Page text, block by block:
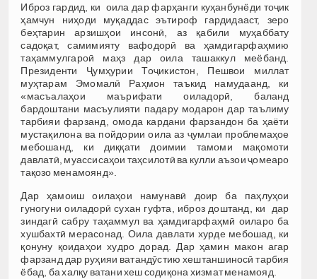
Иброз гардид, ки оила дар фарҳанги куҳанбунёди тоҷик
ҳамчун ниҳоди муқаддас эътироф гардидааст, зеро
беҳтарин арзишҳои инсонӣ, аз қабили муҳаббату
садоқат, самимияту вафодорӣ ва ҳамдигарфаҳмию
таҳаммулгароӣ маҳз дар оила ташаккул меёбанд.
Президенти Ҷумҳурии Тоҷикистон, Пешвои миллат
муҳтарам Эмомалӣ Раҳмон таъкид намудаанд, ки
«масъалаҳои маърифати оиладорӣ, баланд
бардоштани масъулияти падару модарон дар таълиму
тарбияи фарзанд, омода кардани фарзандон ба ҳаёти
мустақилона ва пойдории оила аз ҷумлаи проблемаҳое
мебошанд, ки диққати доимии тамоми мақомоти
давлатӣ, муассисаҳои таҳсилотӣ ва кулли аъзои ҷомеаро
тақозо менамоянд».
Дар ҳамоиш оилаҳои намунавӣ доир ба паҳлуҳои
гуногуни оиладорӣ сухан гуфта, иброз доштанд, ки дар
зиндагӣ сабру таҳаммул ва ҳамдигарфаҳмӣ оиларо ба
хушбахтӣ мерасонад. Оила давлати хурде мебошад, ки
қонуну қоидаҳои худро дорад. Дар ҳамин макон агар
фарзанд дар руҳияи ватандӯстию хештаншиносӣ тарбия
ёбад, ба халқу ватани хеш содиқона хизмат менамояд.